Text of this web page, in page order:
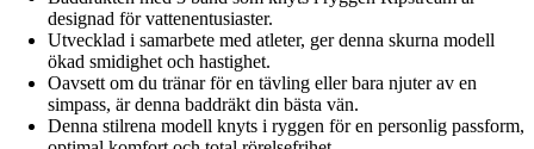
designad för vattenentusiaster.
Utvecklad i samarbete med atleter, ger denna skurna modell
ökad smidighet och hastighet.
Oavsett om du tränar för en tävling eller bara njuter av en
simpass, är denna baddräkt din bästa vän.
Denna stilrena modell knyts i ryggen för en personlig passform,